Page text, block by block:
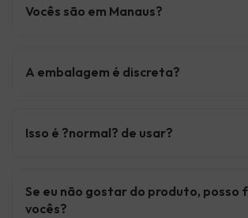
Vocês são em Manaus?
A embalagem é discreta?
Isso é ?normal? de usar?
Se eu não gostar do produto, posso
vocês?